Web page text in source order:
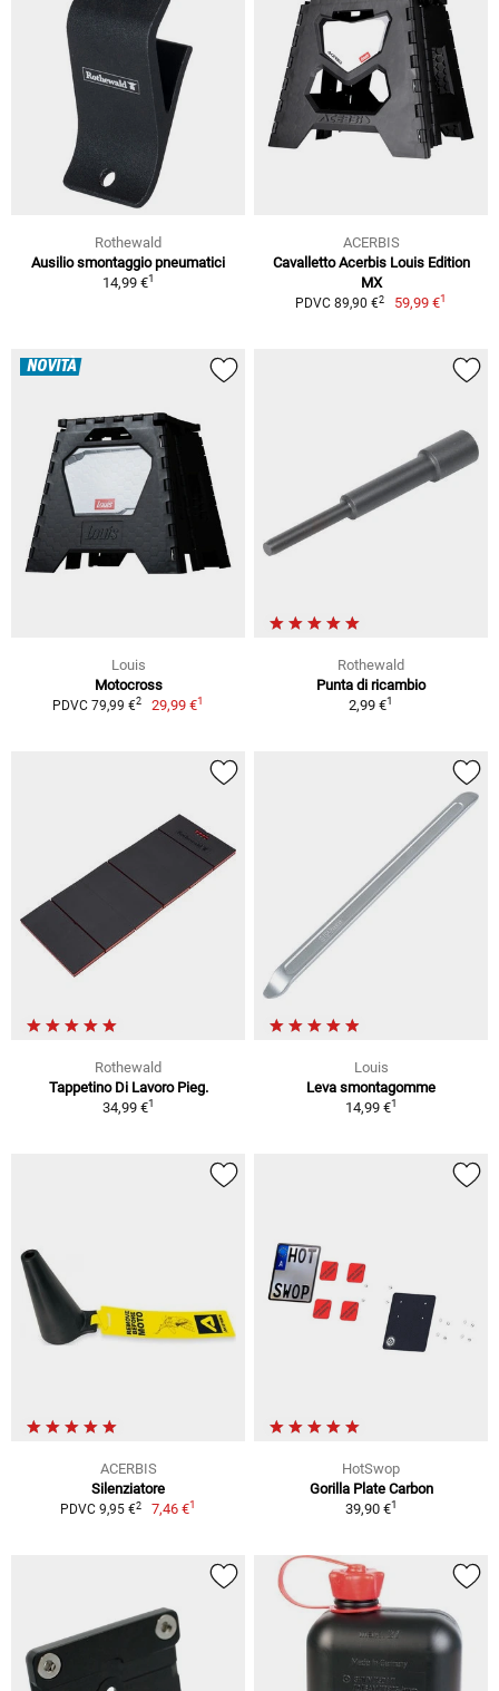
Rothewald
Ausilio smontaggio pneumatici
14,99 €1
ACERBIS
Cavalletto Acerbis Louis Edition
MX
PDVC 89,90 €2 59,99 €1
NOVITÀ
Louis
Motocross
PDVC 79,99 €2 29,99 €1
Rothewald
Punta di ricambio
2,99 €1
Rothewald
Tappetino Di Lavoro Pieg.
34,99 €1
Louis
Leva smontagomme
14,99 €1
ACERBIS
Silenziatore
PDVC 9,95 €2 7,46 €1
HotSwop
Gorilla Plate Carbon
39,90 €1